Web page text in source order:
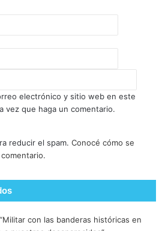
electrónico y sitio web en este
vez que haga un comentario.
reducir el spam. Conocé cómo se